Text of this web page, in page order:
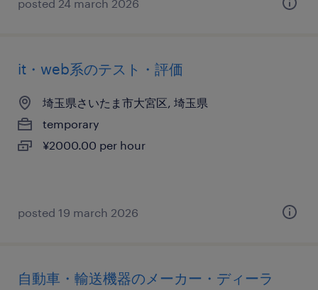
posted 24 march 2026
it・web系のテスト・評価
埼玉県さいたま市大宮区, 埼玉県
temporary
¥2000.00 per hour
posted 19 march 2026
自動車・輸送機器のメーカー・ディーラ